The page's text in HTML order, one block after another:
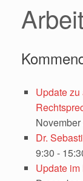
Update
Dr.
9:30 -
Update